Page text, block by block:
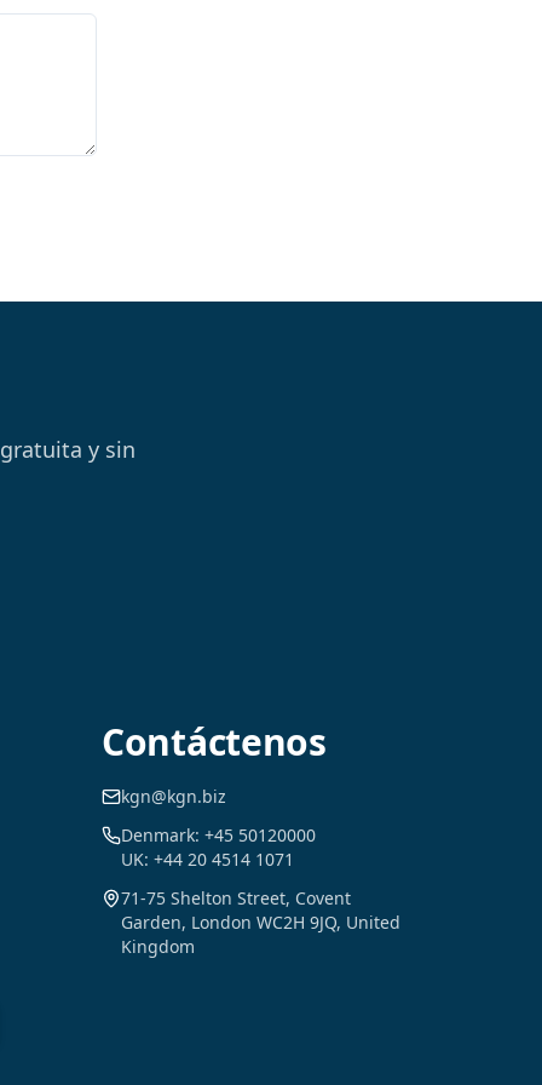
y sin
Contáctenos
kgn@kgn.biz
Denmark: +45 50120000
UK: +44 20 4514 1071
71-75 Shelton Street, Covent
Garden, London WC2H 9JQ, United
Kingdom